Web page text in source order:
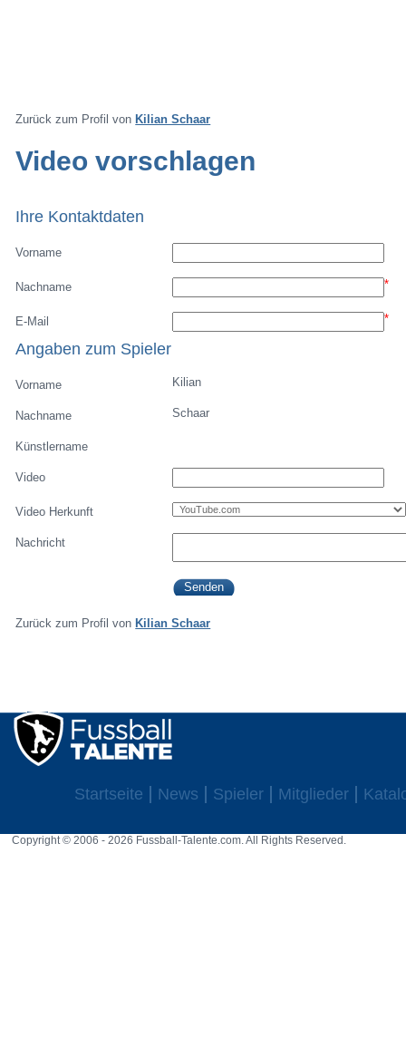
Zurück zum Profil von Kilian Schaar
Video vorschlagen
Ihre Kontaktdaten
Vorname
Nachname *
E-Mail *
Angaben zum Spieler
Vorname Kilian
Nachname Schaar
Künstlername
Video
Video Herkunft
Nachricht
Zurück zum Profil von Kilian Schaar
Startseite News Spieler Mitglieder
Copyright © 2006 - 2026 Fussball-Talente.com. All Rights Reserved.